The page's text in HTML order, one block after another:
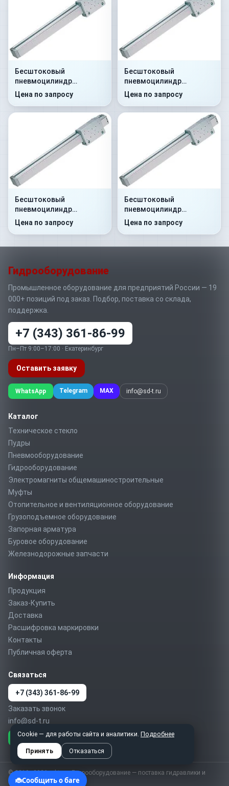
Бесштоковый
пневмоцилиндр
52M2C25A0300
Цена по запросу
Бесштоковый
пневмоцилиндр
52M2C25A0450
Цена по запросу
Бесштоковый
пневмоцилиндр
52M2C25A0500
Цена по запросу
Бесштоковый
пневмоцилиндр
52M2C25A0560
Цена по запросу
Гидрооборудование
Промышленное оборудование для предприятий России — 19
000+ позиций под заказ. Подбор, поставка со склада,
поддержка.
+7 (343) 361-86-99
Пн–Пт 9:00–17:00 · Екатеринбург
Оставить заявку
WhatsApp Telegram MAX info@sd-t.ru
Каталог
Техническое стекло
Пудры
Пневмооборудование
Гидрооборудование
Электромагниты общемашиностроительные
Муфты
Отопительное и вентиляционное оборудование
Грузоподъемное оборудование
Запорная арматура
Буровое оборудование
Железнодорожные запчасти
Информация
Продукция
Заказ-Купить
Доставка
Расшифровка маркировки
Контакты
Публичная оферта
Связаться
+7 (343) 361-86-99
Заказать звонок
info@sd-t.ru
WhatsApp Telegram MAX
© 2010–2026 sd-t.ru · Гидрооборудование — поставка гидравлики и
пневматики по России
Cookie — для работы сайта и аналитики. Подробнее
Принять Отказаться